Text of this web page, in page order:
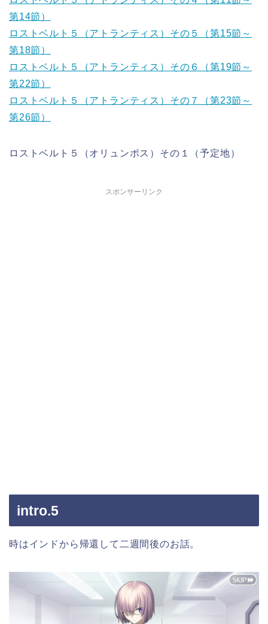
第14節）
ロストベルト５（アトランティス）その５（第15節～
第18節）
ロストベルト５（アトランティス）その６（第19節～
第22節）
ロストベルト５（アトランティス）その７（第23節～
第26節）
ロストベルト５（オリュンポス）その１（予定地）
スポンサーリンク
intro.5
時はインドから帰還して二週間後のお話。